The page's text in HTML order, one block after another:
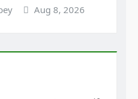
Aug 8, 2026